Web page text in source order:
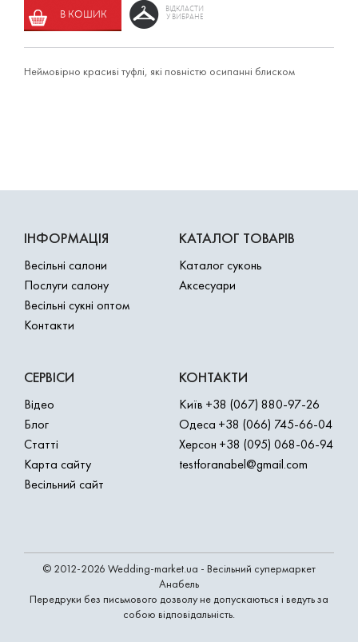
В КОШИК ВІДКЛАСТИ
У ВИБРАНЕ
Неймовірно красиві туфлі, які повністю осипанні блиском
ІНФОРМАЦІЯ
Весільні салони
Послуги салону
Весільні сукні оптом
Контакти
КАТАЛОГ ТОВАРІВ
Каталог суконь
Аксесуари
СЕРВІСИ
Відео
Блог
Статті
Карта сайту
Весільний сайт
КОНТАКТИ
Київ +38 (067) 880-97-26
Одеса +38 (066) 745-66-04
Херсон +38 (095) 068-06-94
testforanabel@gmail.com
© 2012-2026 Wedding-market.ua - Весільний супермаркет
Анабель
Передруки без письмового дозволу не допускаються і ведуть за
собою відповідальність.